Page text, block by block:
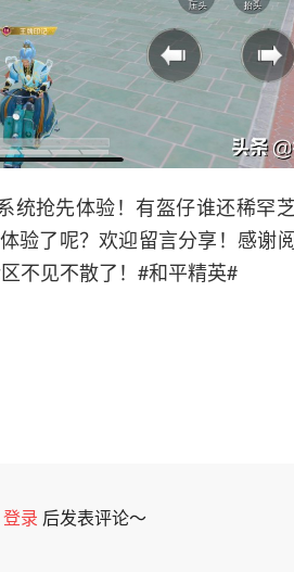
统抢先体验！有盔仔谁还稀罕
验了呢？欢迎留言分享！感谢
不见不散了！#和平精英#
登录 后发表评论～